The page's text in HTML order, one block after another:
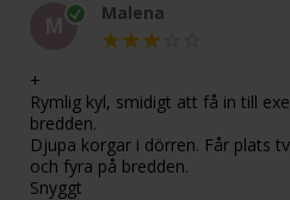
Malena
+
Rymlig kyl, smidigt att få in till
bredden.
Djupa korgar i dörren. Får plats
och fyra på bredden.
Snyggt